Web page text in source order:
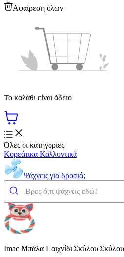
Αφαίρεση όλων
Το καλάθι είναι άδειο
Όλες οι κατηγορίες
Κορεάτικα Καλλυντικά
Ψάχνεις για δροσιά;
Imac Μπάλα Παιχνίδι Σκύλου